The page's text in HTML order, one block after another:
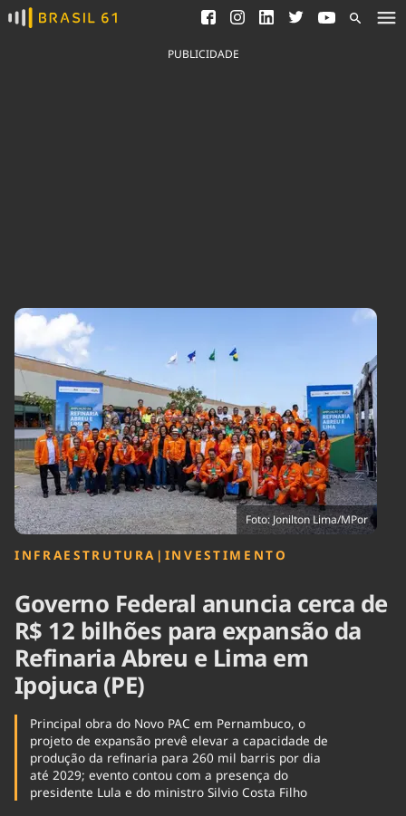
Ver todas as notícias
Saneamento
Indicadores
Agronegócios
Brasil
Brasil Mineral
Ciência &
Tecnologia
Cinema
Cultura
Economia
Educação
Infraestrutura
Internacional
Tempo
PUBLICIDADE
Foto: Jonilton Lima/MPor
INFRAESTRUTURA | INVESTIMENTO
Governo Federal anuncia cerca de
R$ 12 bilhões para expansão da
Refinaria Abreu e Lima em
Ipojuca (PE)
Principal obra do Novo PAC em Pernambuco, o
projeto de expansão prevê elevar a capacidade de
produção da refinaria para 260 mil barris por dia
até 2029; evento contou com a presença do
presidente Lula e do ministro Silvio Costa Filho